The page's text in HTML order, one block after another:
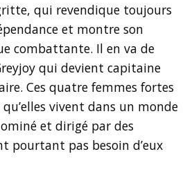
qui revendique toujours
et montre son
combattante. Il en va de
qui devient capitaine
Ces quatre femmes fortes
vivent dans un monde
et dirigé par des
pourtant pas besoin d’eux